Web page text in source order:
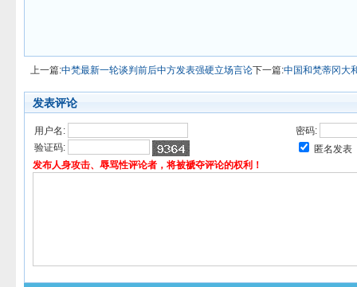
上一篇:中梵最新一轮谈判前后中方发表强硬立场言论下一篇:中国和梵蒂冈大
发表评论
用户名:
密码:
验证码:
匿名发表
发布人身攻击、辱骂性评论者，将被褫夺评论的权利！